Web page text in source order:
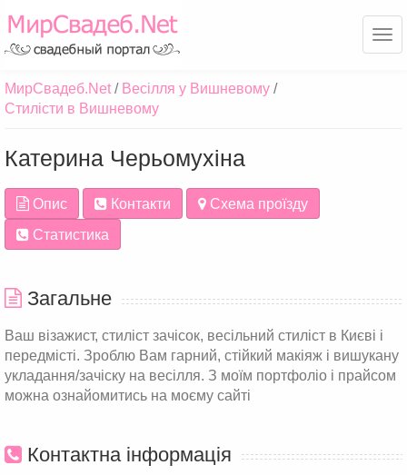
МирСвадеб.Net
Весілля у Вишневому
Стилісти в Вишневому
Катерина Черьомухіна
Опис Контакти
Схема проїзду
Статистика
Загальне
Ваш візажист, стиліст зачісок, весільний стиліст в Києві і
передмісті. Зроблю Вам гарний, стійкий макіяж і вишукану
укладання/зачіску на весілля. З моїм портфоліо і прайсом
можна ознайомитись на моєму сайті
Контактна інформація